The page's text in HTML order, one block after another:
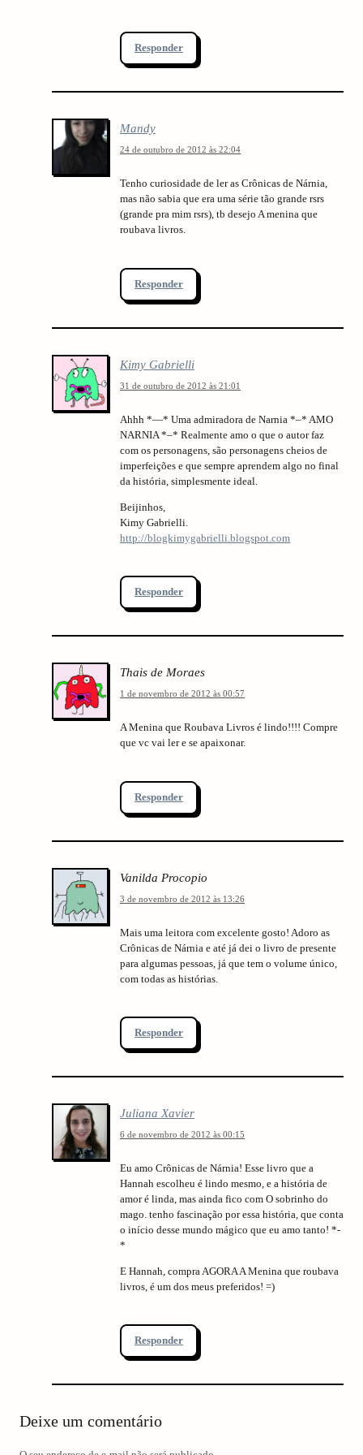
Responder
Mandy
24 de outubro de 2012 às 22:04
Tenho curiosidade de ler as Crônicas de Nárnia,
mas não sabia que era uma série tão grande rsrs
(grande pra mim rsrs), tb desejo A menina que
roubava livros.
Responder
Kimy Gabrielli
31 de outubro de 2012 às 21:01
Ahhh *—* Uma admiradora de Narnia *–* AMO
NARNIA *–* Realmente amo o que o autor faz
com os personagens, são personagens cheios de
imperfeições e que sempre aprendem algo no final
da história, simplesmente ideal.
Beijinhos,
Kimy Gabrielli.
http://blogkimygabrielli.blogspot.com
Responder
Thais de Moraes
1 de novembro de 2012 às 00:57
A Menina que Roubava Livros é lindo!!!! Compre
que vc vai ler e se apaixonar.
Responder
Vanilda Procopio
3 de novembro de 2012 às 13:26
Mais uma leitora com excelente gosto! Adoro as
Crônicas de Nárnia e até já dei o livro de presente
para algumas pessoas, já que tem o volume único,
com todas as histórias.
Responder
Juliana Xavier
6 de novembro de 2012 às 00:15
Eu amo Crônicas de Nárnia! Esse livro que a
Hannah escolheu é lindo mesmo, e a história de
amor é linda, mas ainda fico com O sobrinho do
mago. tenho fascinação por essa história, que conta
o início desse mundo mágico que eu amo tanto! *-
*
E Hannah, compra AGORA A Menina que roubava
livros, é um dos meus preferidos! =)
Responder
Deixe um comentário